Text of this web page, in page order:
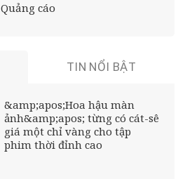
Quảng cáo
TIN NỔI BẬT
&amp;apos;Hoa hậu màn
ảnh&amp;apos; từng có cát-sê
giá một chỉ vàng cho tập
phim thời đỉnh cao